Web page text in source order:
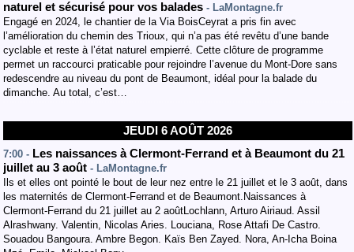
naturel et sécurisé pour vos balades - LaMontagne.fr
Engagé en 2024, le chantier de la Via BoisCeyrat a pris fin avec
l’amélioration du chemin des Trioux, qui n’a pas été revêtu d’une bande
cyclable et reste à l’état naturel empierré. Cette clôture de programme
permet un raccourci praticable pour rejoindre l’avenue du Mont-Dore sans
redescendre au niveau du pont de Beaumont, idéal pour la balade du
dimanche. Au total, c’est…
JEUDI 6 AOÛT 2026
7:00 - Les naissances à Clermont-Ferrand et à Beaumont du 21
juillet au 3 août - LaMontagne.fr
Ils et elles ont pointé le bout de leur nez entre le 21 juillet et le 3 août, dans
les maternités de Clermont-Ferrand et de Beaumont.Naissances à
Clermont-Ferrand du 21 juillet au 2 aoûtLochlann, Arturo Airiaud. Assil
Alrashwany. Valentin, Nicolas Aries. Louciana, Rose Attafi De Castro.
Souadou Bangoura. Ambre Begon. Kaïs Ben Zayed. Nora, An-Icha Boina